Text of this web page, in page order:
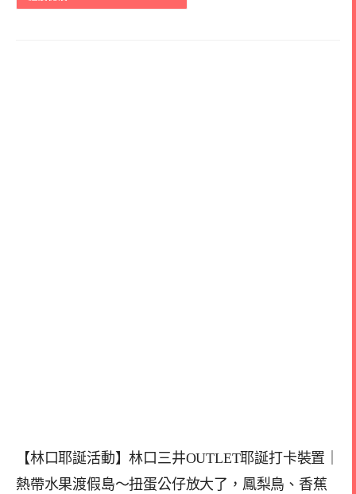
【林口耶誕活動】林口三井OUTLET耶誕打卡裝置｜
熱帶水果渡假島～扭蛋公仔放大了，鳳梨鳥、香蕉